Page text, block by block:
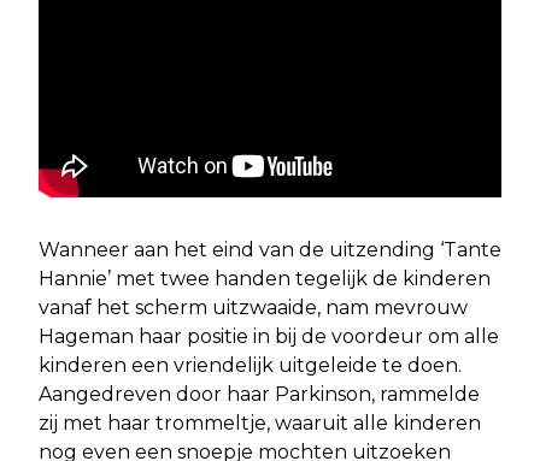
Wanneer aan het eind van de uitzending ‘Tante
Hannie’ met twee handen tegelijk de kinderen
vanaf het scherm uitzwaaide, nam mevrouw
Hageman haar positie in bij de voordeur om alle
kinderen een vriendelijk uitgeleide te doen.
Aangedreven door haar Parkinson, rammelde
zij met haar trommeltje, waaruit alle kinderen
nog even een snoepje mochten uitzoeken